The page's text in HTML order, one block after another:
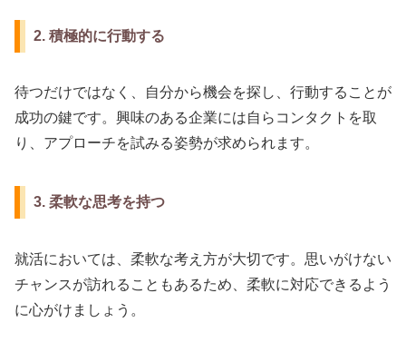
2. 積極的に行動する
待つだけではなく、自分から機会を探し、行動することが
成功の鍵です。興味のある企業には自らコンタクトを取
り、アプローチを試みる姿勢が求められます。
3. 柔軟な思考を持つ
就活においては、柔軟な考え方が大切です。思いがけない
チャンスが訪れることもあるため、柔軟に対応できるよう
に心がけましょう。